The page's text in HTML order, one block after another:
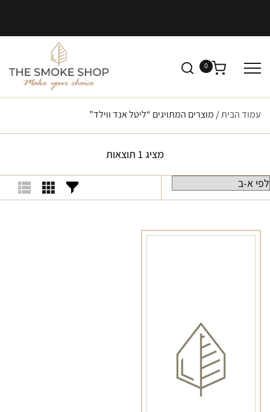
0
עמוד הבית/ מוצרים המתויגים “ליטל אנד ווילד”
מציג 1 תוצאות